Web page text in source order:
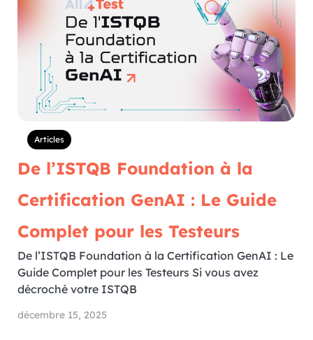
Articles
De l’ISTQB Foundation à la
Certification GenAI : Le Guide
Complet pour les Testeurs
De l’ISTQB Foundation à la Certification GenAI : Le
Guide Complet pour les Testeurs Si vous avez
décroché votre ISTQB
décembre 15, 2025